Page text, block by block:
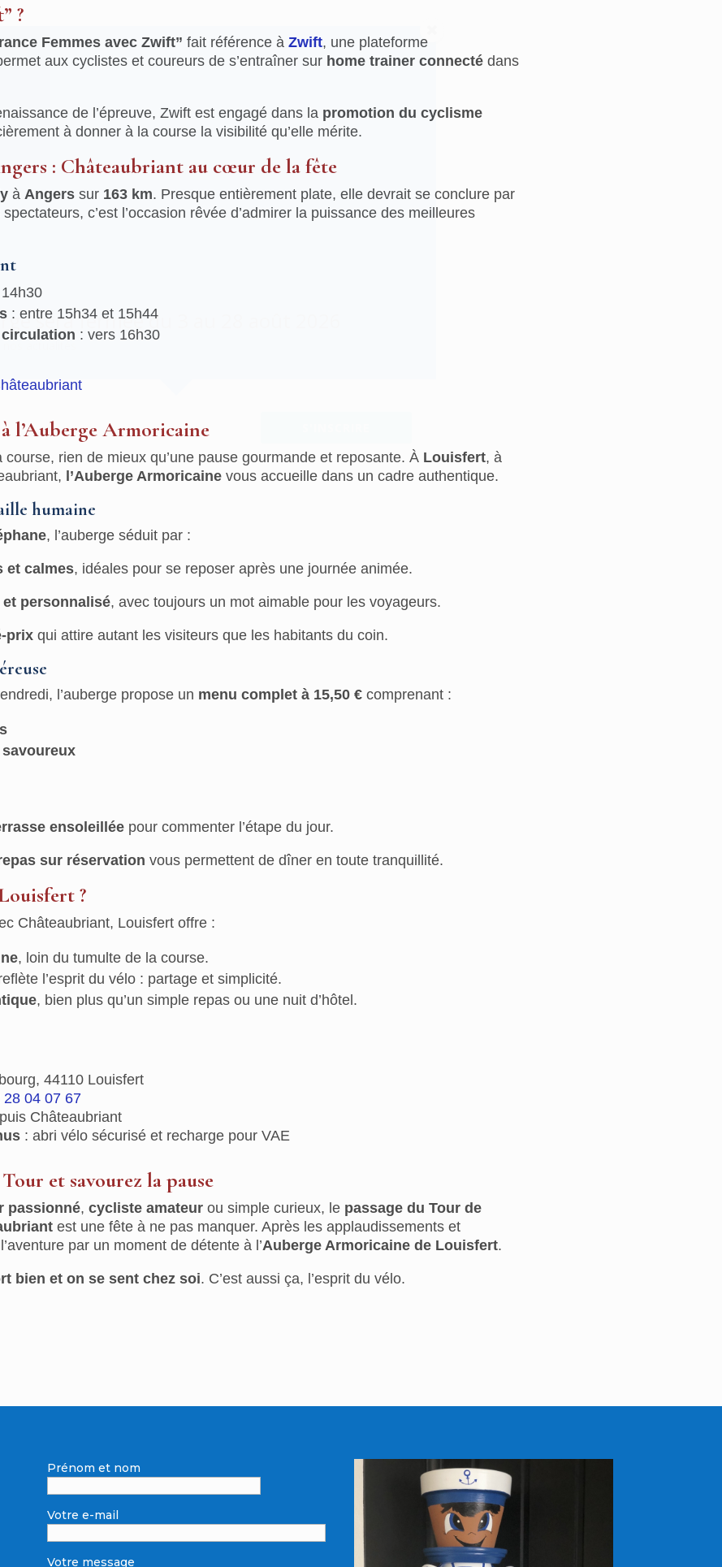
?
Femmes avec Zwift” fait référence à Zwift, une plateforme
aux cyclistes et coureurs de s’entraîner sur home trainer connectédans
de l’épreuve, Zwift est engagé dans la promotion du cyclisme
à donner à la course la visibilité qu’elle mérite.
: Châteaubriant au cœur de la fête
à Angerssur 163 km. Presque entièrement plate, elle devrait se conclure par
c’est l’occasion rêvée d’admirer la puissance des meilleures
: entre 15h34 et 15h44
: vers 16h30
l’Auberge Armoricaine
course, rien de mieux qu’une pause gourmande et reposante. À Louisfert, à
l’Auberge Armoricainevous accueille dans un cadre authentique.
humaine
, l’auberge séduit par :
et calmes, idéales pour se reposer après une journée animée.
personnalisé, avec toujours un mot aimable pour les voyageurs.
prixqui attire autant les visiteurs que les habitants du coin.
l’auberge propose un menu complet à 15,50 €comprenant :
ensoleilléepour commenter l’étape du jour.
sur réservation vous permettent de dîner en toute tranquillité.
?
Châteaubriant, Louisfert offre :
, loin du tumulte de la course.
l’esprit du vélo : partage et simplicité.
, bien plus qu’un simple repas ou une nuit d’hôtel.
44110 Louisfert
28 04 07 67
Châteaubriant
: abri vélo sécurisé et recharge pour VAE
et savourez la pause
passionné, cycliste amateurou simple curieux, le passage du Tour de
est une fête à ne pas manquer. Après les applaudissements et
par un moment de détente à l’Auberge Armoricaine de Louisfert.
bien et on se sent chez soi. C’est aussi ça, l’esprit du vélo.
Prénom et nom
Votre e-mail
Votre message
sera fermée du 3 au 28 août 2026